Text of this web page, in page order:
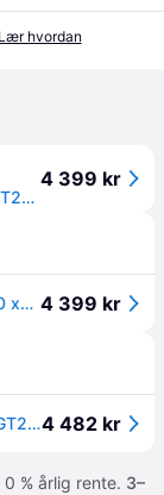
Lær hvordan
Garmin ECHOMAP UHD2 52cv,WW, w/GT20 xdcr
4 399 kr
Garmin ECHOMAP UHD2 52cv,WW, w/GT20 xdcr 4 399 kr
ECHOMAP™ UHD2 5 Kartplotter 52cv med GT20-TM-svinger4 482 kr
% årlig rente. 3–